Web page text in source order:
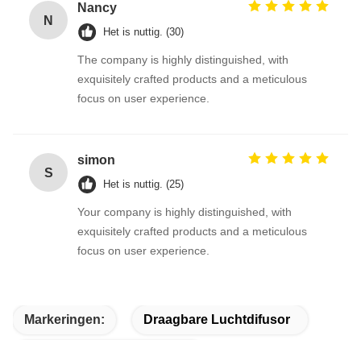
N
Nancy
Het is nuttig. (30)
The company is highly distinguished, with
exquisitely crafted products and a meticulous
focus on user experience.
S
simon
Het is nuttig. (25)
Your company is highly distinguished, with
exquisitely crafted products and a meticulous
focus on user experience.
Markeringen: Draagbare Luchtdifusor